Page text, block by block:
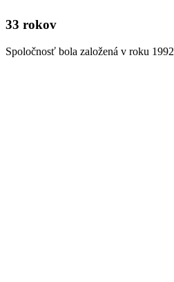
33 rokov
Spoločnosť bola založená v roku 1992